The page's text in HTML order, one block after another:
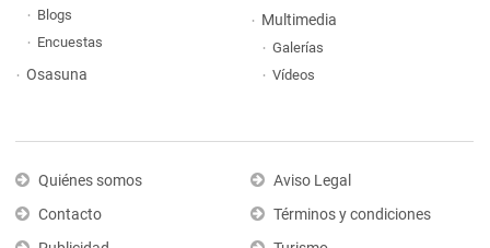
Blogs
Encuestas
Osasuna
Multimedia
Galerías
Vídeos
Quiénes somos
Contacto
Aviso Legal
Términos y condiciones